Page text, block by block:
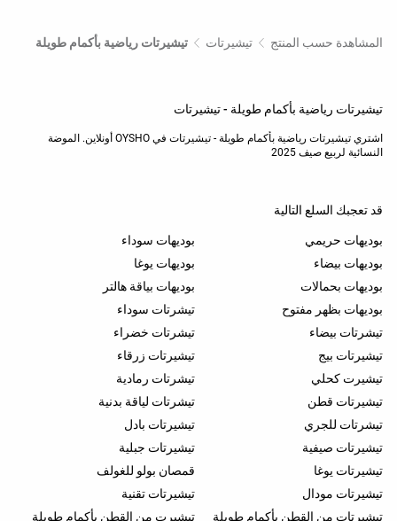
المشاهدة حسب المنتج تيشيرتات تيشيرتات رياضية بأكمام طويلة
تيشيرتات رياضية بأكمام طويلة - تيشيرتات
اشتري تيشيرتات رياضية بأكمام طويلة - تيشيرتات في OYSHO أونلاين. الموضة
النسائية لربيع صيف 2025
قد تعجبك السلع التالية
بوديهات حريمي
بوديهات سوداء
بوديهات بيضاء
بوديهات يوغا
بوديهات بحمالات
بوديهات بياقة هالتر
بوديهات بظهر مفتوح
تيشرتات سوداء
تيشرتات بيضاء
تيشرتات خضراء
تيشيرتات بيج
تيشيرتات زرقاء
تيشيرت كحلي
تيشرتات رمادية
تيشيرتات قطن
تيشرتات لياقة بدنية
تيشرتات للجري
تيشيرتات بادل
تيشيرتات صيفية
تيشيرتات جبلية
تيشيرتات يوغا
قمصان بولو للغولف
تيشيرتات مودال
تيشيرتات تقنية
تيشيرتات من القطن بأكمام طويلة
تيشيرت من القطن بأكمام طويلة